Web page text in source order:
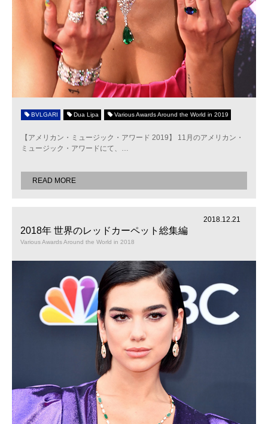
BVLGARI Dua Lipa Various Awards Around the World in 2019
【アメリカン・ミュージック・アワード 2019】 11月のアメリカン・
ミュージック・アワードにて、 …
READ MORE
2018年 世界のレッドカーペット総集編
Various Awards Around the World in 2018
2018.12.21